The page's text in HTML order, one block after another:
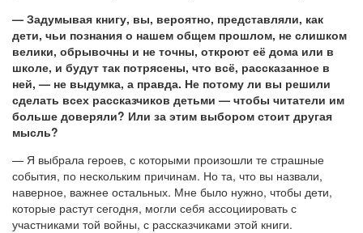
— Задумывая книгу, вы, вероятно, представляли, как
дети, чьи познания о нашем общем прошлом, не слишком
велики, обрывочны и не точны, откроют её дома или в
школе, и будут так потрясены, что всё, рассказанное в
ней, — не выдумка, а правда. Не потому ли вы решили
сделать всех рассказчиков детьми — чтобы читатели им
больше доверяли? Или за этим выбором стоит другая
мысль?
— Я выбрала героев, с которыми произошли те страшные
события, по нескольким причинам. Но та, что вы назвали,
наверное, важнее остальных. Мне было нужно, чтобы дети,
которые растут сегодня, могли себя ассоциировать с
участниками той войны, с рассказчиками этой книги.